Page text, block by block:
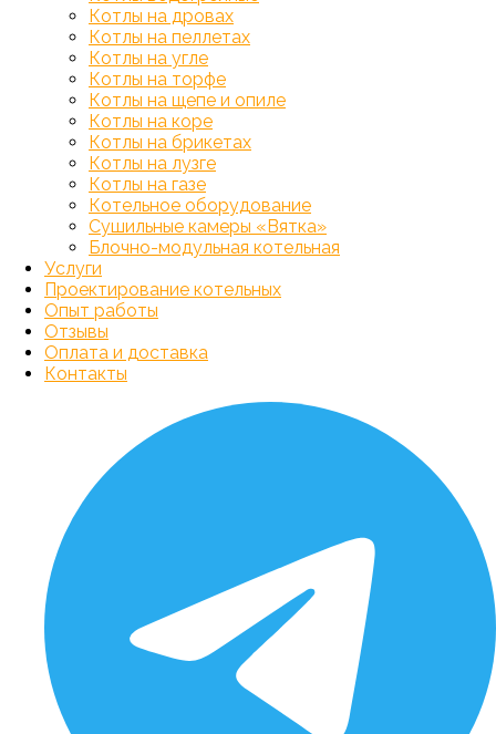
Котлы на дровах
Котлы на пеллетах
Котлы на угле
Котлы на торфе
Котлы на щепе и опиле
Котлы на коре
Котлы на брикетах
Котлы на лузге
Котлы на газе
Котельное оборудование
Сушильные камеры «Вятка»
Блочно-модульная котельная
Услуги
Проектирование котельных
Опыт работы
Отзывы
Оплата и доставка
Контакты